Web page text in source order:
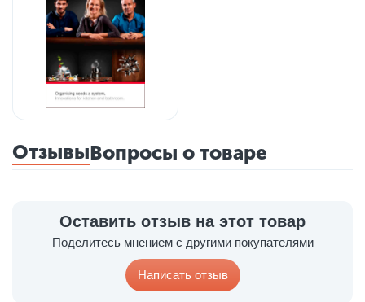
ОтзывыВопросы о товаре
Оставить отзыв на этот товар
Поделитесь мнением с другими покупателями
Написать отзыв